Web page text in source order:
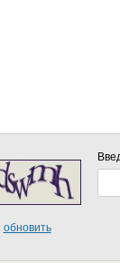
обновить